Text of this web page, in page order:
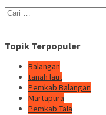
Cari
untuk:
Topik Terpopuler
Balangan
tanah laut
Pemkab Balangan
Martapura
Pemkab Tala